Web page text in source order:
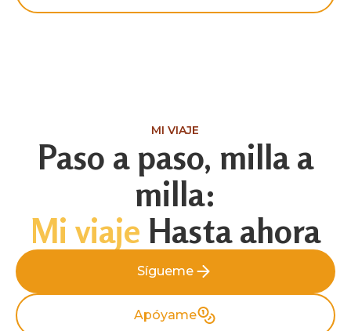
MI VIAJE
Paso a paso, milla a
milla:
Mi viaje Hasta ahora
Sígueme
Sígueme
Apóyame
Apóyame